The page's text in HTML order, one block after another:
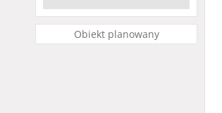
Obiekt planowany